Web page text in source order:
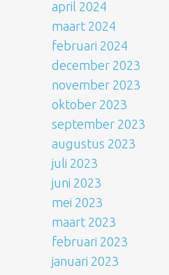
april 2024
maart 2024
februari 2024
december 2023
november 2023
oktober 2023
september 2023
augustus 2023
juli 2023
juni 2023
mei 2023
maart 2023
februari 2023
januari 2023